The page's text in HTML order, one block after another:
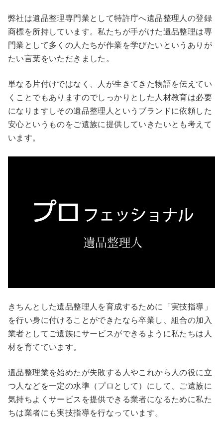
弊社は遺品整理専門業として特許庁へ遺品整理人の登録
商標を所持しています。私たちが手がけた遺品整理は専
門業として多くの人たちが作業を学びたいというありが
たい言葉をいただきました。
単なる片付けではなく、人が生きてきた物語を伝えてい
くことでもありますのでしっかりとした人材教育は必要
になりますしその遺品整理人というブランドに依頼した
安心というものをご遺族に提供していきたいとも考えて
います。
きちんとした遺品整理人を育成するために「実技指導」
を行い身に付けることができたなら卒業し、組合の加入
業者としてご遺族にサービスができるように私たちは人
材を育てています。
遺品整理業を始めたが失敗する人やこれから人の役に立
つ人などを一定の水準（プロとして）にして、ご遺族に
気持ちよくサービスを提供できる業者になるために私た
ちは業者にも実技指導を行なっています。